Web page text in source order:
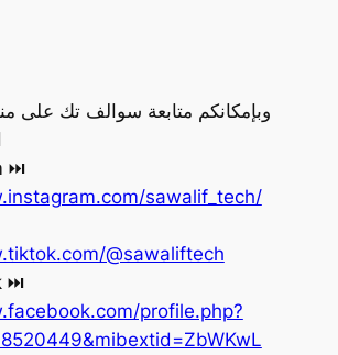
وبإمكانكم متابعة سوالف تك على
⏭
sawalif_tech/
@sawaliftech
⏭
profile.php?